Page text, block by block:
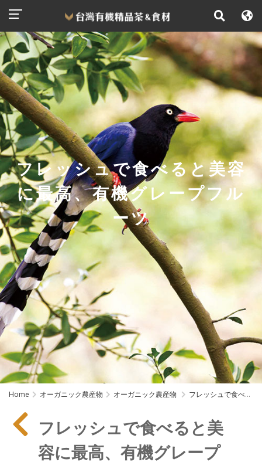
フレッシュで食べると美容
に最高、有機グレープフル
ーツ
Home オーガニック農産物 オーガニック農産物
フレッシュで食べる
フレッシュで食べると美
容に最高、有機グレープ